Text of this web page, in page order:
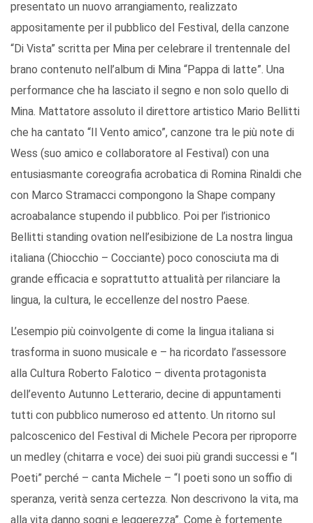
presentato un nuovo arrangiamento, realizzato
appositamente per il pubblico del Festival, della canzone
“Di Vista” scritta per Mina per celebrare il trentennale del
brano contenuto nell’album di Mina “Pappa di latte”. Una
performance che ha lasciato il segno e non solo quello di
Mina. Mattatore assoluto il direttore artistico Mario Bellitti
che ha cantato “Il Vento amico”, canzone tra le più note di
Wess (suo amico e collaboratore al Festival) con una
entusiasmante coreografia acrobatica di Romina Rinaldi che
con Marco Stramacci compongono la Shape company
acroabalance stupendo il pubblico. Poi per l’istrionico
Bellitti standing ovation nell’esibizione de La nostra lingua
italiana (Chiocchio – Cocciante) poco conosciuta ma di
grande efficacia e soprattutto attualità per rilanciare la
lingua, la cultura, le eccellenze del nostro Paese.
L’esempio più coinvolgente di come la lingua italiana si
trasforma in suono musicale e – ha ricordato l’assessore
alla Cultura Roberto Falotico – diventa protagonista
dell’evento Autunno Letterario, decine di appuntamenti
tutti con pubblico numeroso ed attento. Un ritorno sul
palcoscenico del Festival di Michele Pecora per riproporre
un medley (chitarra e voce) dei suoi più grandi successi e “I
Poeti” perché – canta Michele – “I poeti sono un soffio di
speranza, verità senza certezza. Non descrivono la vita, ma
alla vita danno sogni e leggerezza”. Come è fortemente